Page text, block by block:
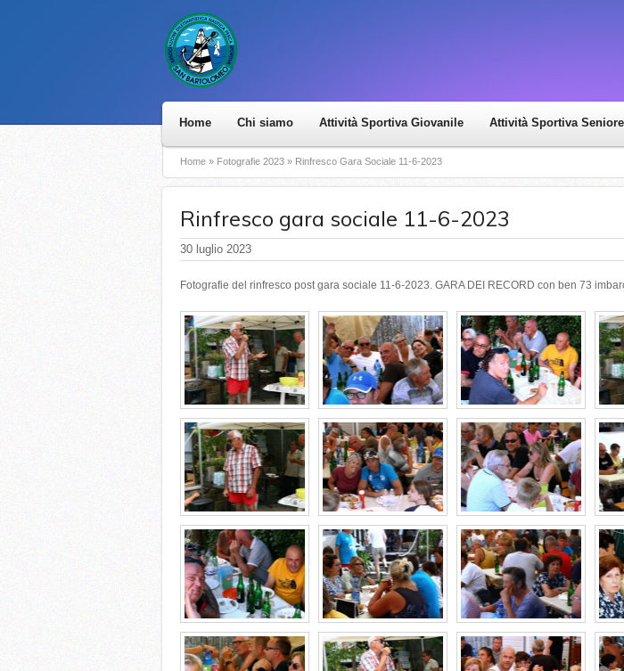
Home Chi siamo Attività Sportiva Giovanile Attività Sportiva
Home » Fotografie 2023 » Rinfresco Gara Sociale 11-6-2023
Rinfresco gara sociale 11-6-2023
30 luglio 2023
Fotografie del rinfresco post gara sociale 11-6-2023. GARA DEI RECORD con ben 73